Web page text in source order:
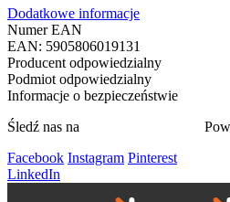
Dodatkowe informacje
Numer EAN
EAN: 5905806019131
Producent odpowiedzialny
Podmiot odpowiedzialny
Informacje o bezpieczeństwie
Śledź nas na
Facebook Instagram Pinterest
LinkedIn